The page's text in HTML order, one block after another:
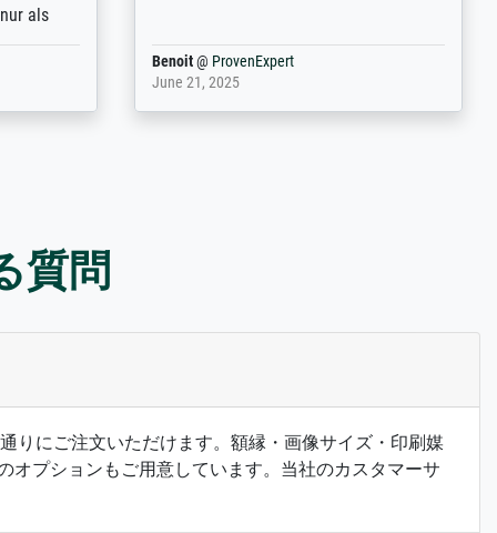
Anonym@ProvenExpert
May 13, 2026
質問
りにご注文いただけます。額縁・画像サイズ・印刷媒
オプションもご用意しています。当社のカスタマーサ